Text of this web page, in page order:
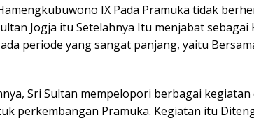
IX Pada Pramuka tidak
Jogja itu Setelahnya Itu menjabat
periode yang sangat panjang, yaitu
Sri Sultan mempelopori berbagai
perkembangan Pramuka. Kegiatan itu